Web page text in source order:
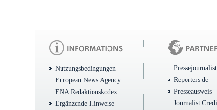
Nutzungsbedingungen
European News Agency
ENA Redaktionskodex
Ergänzende Hinweise
Reporters.de
Presseausweis
Journalist